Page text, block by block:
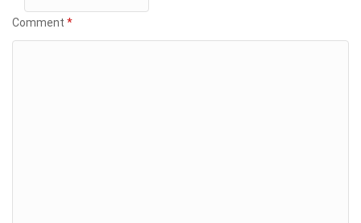
Comment *